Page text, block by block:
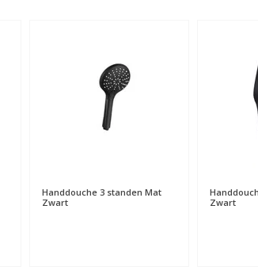
Handdouche 3 standen Mat
Zwart
Zwart